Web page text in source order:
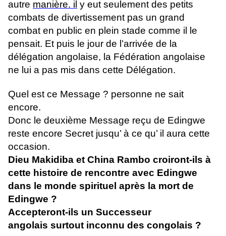
autre manière. il y eut seulement des petits
combats de divertissement pas un grand
combat en public en plein stade comme il le
pensait. Et puis le jour de l’arrivée de la
délégation angolaise, la Fédération angolaise
ne lui a pas mis dans cette Délégation.
Quel est ce Message ? personne ne sait
encore.
Donc le deuxième Message reçu de Edingwe
reste encore Secret jusqu’ à ce qu’ il aura cette
occasion.
Dieu Makidiba et China Rambo croiront-ils à
cette histoire de rencontre avec Edingwe
dans le monde spirituel après la mort de
Edingwe ?
Accepteront-ils un Successeur
angolais surtout inconnu des congolais ?